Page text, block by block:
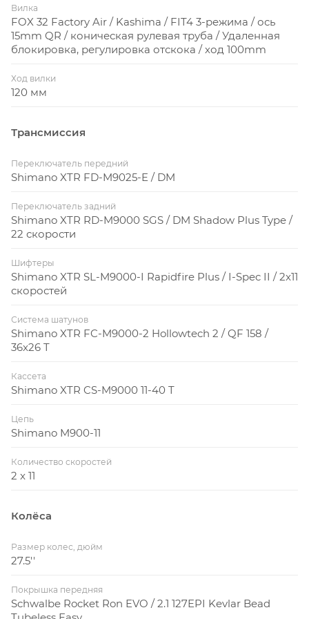
кругу
Гоночные колеса Syncros XR1.5 готовые к
конвертации в бескамерные
Геометрия оптимизирована под колеса 27.5".
необходимую жесткость, а угол рулевой колонки 69
градосов - отменную стабильность и управляемость
в любой ситуации.
Легче и тоньше
Scale 900-серии использует подседельный штырь
34.9мм, а велосипеды Scale 700-серии
комплектуются подседельным штырем 31.6мм, такое
решение легче и аэродинамичнее
Дропауты IDS-SL
Технология взаимозаменяемых дропаутов (IDS-SL
LIGHT) совместима с задними осями трех
стандартов: 142х12мм, 135х12мм и 135х5мм.
Вилка
FOX 32 Factory Air / Kashima / FIT4 3-режима / ось
15mm QR / коническая рулевая труба / Удаленная
блокировка, регулировка отскока / ход 100mm
Ход вилки
120 мм
Трансмиссия
Переключатель передний
Shimano XTR FD-M9025-E / DM
Переключатель задний
Shimano XTR RD-M9000 SGS / DM Shadow Plus Type /
22 скорости
Шифтеры
Shimano XTR SL-M9000-I Rapidfire Plus / I-Spec II / 2x11
скоростей
Система шатунов
Shimano XTR FC-M9000-2 Hollowtech 2 / QF 158 /
36x26 T
Кассета
Shimano XTR CS-M9000 11-40 T
Цепь
Shimano M900-11
Количество скоростей
2 x 11
Колёса
Размер колес, дюйм
27.5''
Покрышка передняя
Schwalbe Rocket Ron EVO / 2.1 127EPI Kevlar Bead